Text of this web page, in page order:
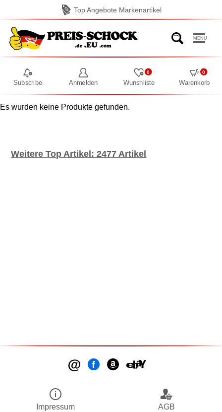
Top Angebote Markenartikel
MENU
Subscribe Anmelden Wunshliste
0
Warenkorb
0
Es wurden keine Produkte gefunden.
Weitere Top Artikel: 2477 Artikel
Impressum AGB